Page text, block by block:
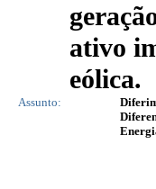
ativo
eólica.
Assunto: